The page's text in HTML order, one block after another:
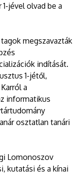
jével olvad be a
megszavazták
indítását.
1-jétől,
a
informatikus
osztatlan tanári
Lomonoszov
kutatási és a kínai